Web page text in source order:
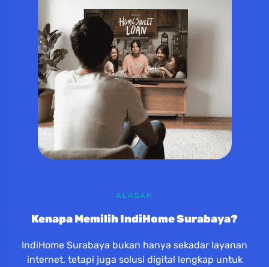
ALASAN
Kenapa Memilih IndiHome Surabaya?
IndiHome Surabaya bukan hanya sekadar layanan
internet, tetapi juga solusi digital lengkap untuk